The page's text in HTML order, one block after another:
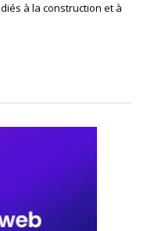
à la construction et à